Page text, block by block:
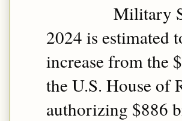
Military
2024 is estimated
increase from the
the U.S. House of
authorizing $886